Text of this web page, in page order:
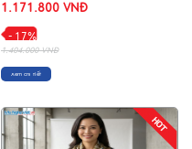
1.171.800 VNĐ
- 17%
1.404.000 VNĐ
Xem chi tiết